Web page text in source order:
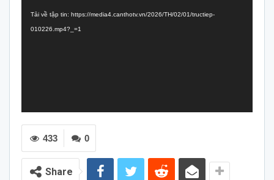
Video
Tải về tập tin: https://media4.canthotv.vn/2026/TH/02/01/tructiep-
010226.mp4?_=1
0
433
Share